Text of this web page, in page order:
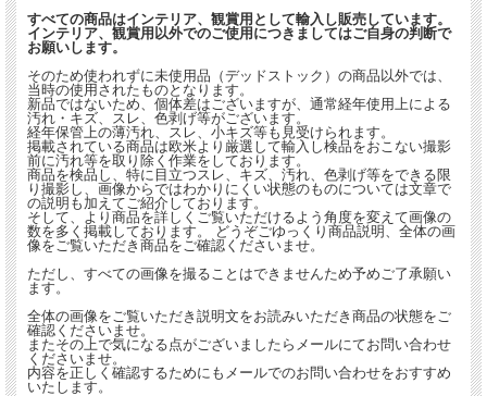
すべての商品はインテリア、観賞用として輸入し販売しています。
インテリア、観賞用以外でのご使用につきましてはご自身の判断で
お願いします。
そのため使われずに未使用品（デッドストック）の商品以外では、
当時の使用されたものとなります。
新品ではないため、個体差はございますが、通常経年使用上による
汚れ・キズ、スレ、色剥げ等がございます。
経年保管上の薄汚れ、スレ、小キズ等も見受けられます。
掲載されている商品は欧米より厳選して輸入し検品をおこない撮影
前に汚れ等を取り除く作業をしております。
商品を検品し、特に目立つスレ、キズ、汚れ、色剥げ等をできる限
り撮影し、画像からではわかりにくい状態のものについては文章で
の説明も加えてご紹介しております。
そして、より商品を詳しくご覧いただけるよう角度を変えて画像の
数を多く掲載しております。 どうぞごゆっくり商品説明、全体の画
像をご覧いただき商品をご確認くださいませ。
ただし、すべての画像を撮ることはできませんため予めご了承願い
ます。
全体の画像をご覧いただき説明文をお読みいただき商品の状態をご
確認くださいませ。
またその上で気になる点がございましたらメールにてお問い合わせ
くださいませ。
内容を正しく確認するためにもメールでのお問い合わせをおすすめ
いたします。